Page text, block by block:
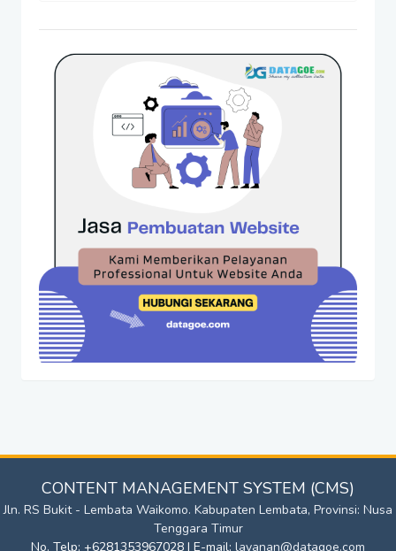
CONTENT MANAGEMENT SYSTEM (CMS)
Jln. RS Bukit - Lembata Waikomo. Kabupaten Lembata, Provinsi: Nusa
Tenggara Timur
No. Telp: +6281353967028 | E-mail: layanan@datagoe.com